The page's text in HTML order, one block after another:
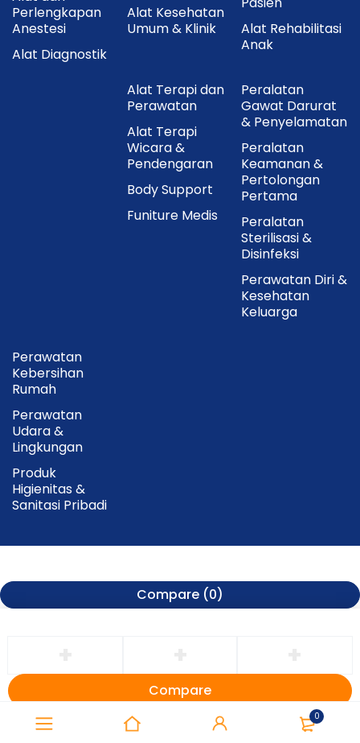
0
Perlengkapan
Anestesi
Alat Diagnostik
Alat Kesehatan
Umum & Klinik
Alat Rehabilitasi
Anak
Alat Terapi dan
Perawatan
Alat Terapi
Wicara &
Pendengaran
Body Support
Funiture Medis
Peralatan
Gawat Darurat
& Penyelamatan
Peralatan
Keamanan &
Pertolongan
Pertama
Peralatan
Sterilisasi &
Disinfeksi
Perawatan Diri &
Kesehatan
Keluarga
Perawatan
Kebersihan
Rumah
Perawatan
Udara &
Lingkungan
Produk
Higienitas &
Sanitasi Pribadi
Compare (0)
Compare
Remove all products